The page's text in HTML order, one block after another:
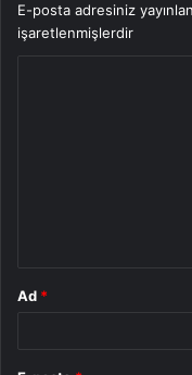
E-posta adresiniz
işaretlenmişlerdir
Ad *